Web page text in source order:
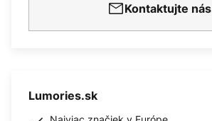
Kontaktujte nás
Lumories.sk